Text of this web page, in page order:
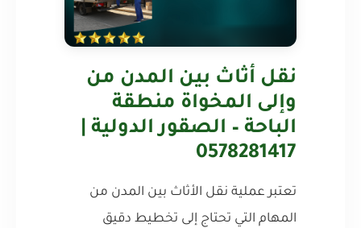
نقل أثاث بين المدن من
وإلى المخواة منطقة
الباحة – الصقور الدولية |
0578281417
تعتبر عملية نقل الأثاث بين المدن من
المهام التي تحتاج إلى تخطيط دقيق